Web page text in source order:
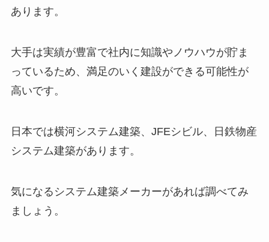
あります。
大手は実績が豊富で社内に知識やノウハウが貯ま
っているため、満足のいく建設ができる可能性が
高いです。
日本では横河システム建築、 JFEシビル、日鉄物産
システム建築があります。
気になるシステム建築メーカーがあれば調べてみ
ましょう。